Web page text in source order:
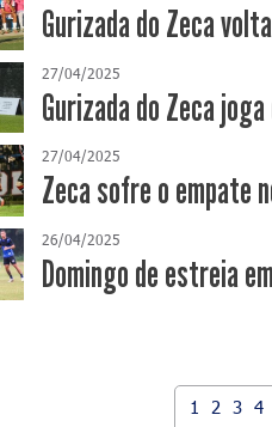
Gurizada do Zeca
27/04/2025
Gurizada do Zeca
27/04/2025
Zeca sofre o empate
26/04/2025
Domingo de estreia
1 2 3 4